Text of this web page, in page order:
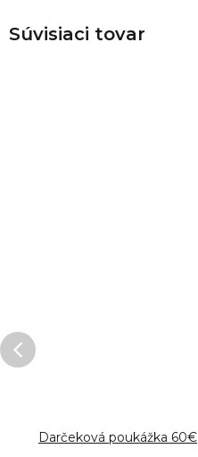
Súvisiaci tovar
Darčeková poukážka 60€